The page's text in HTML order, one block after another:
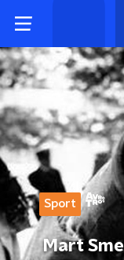
Sport
Mart